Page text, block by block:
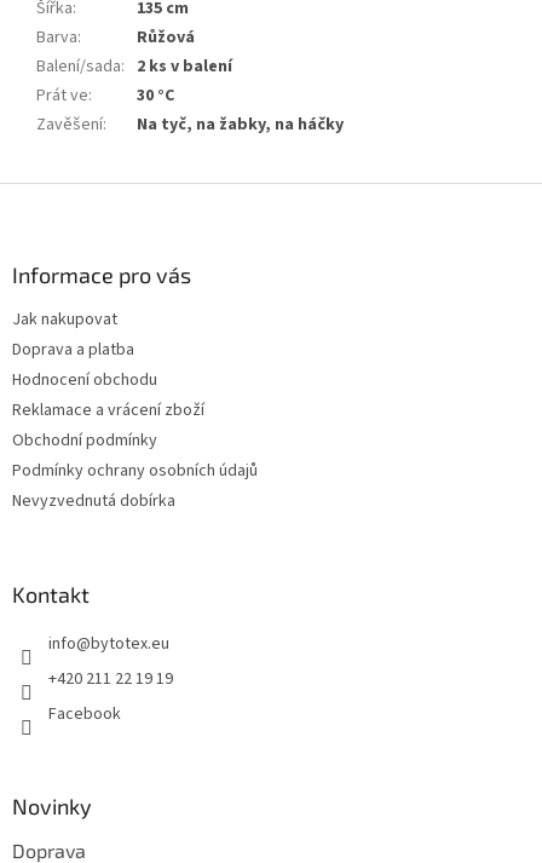
Šířka:
135 cm
Barva:
Růžová
Balení/sada: 2 ks v balení
Prát ve:
30 °C
Zavěšení: Na tyč, na žabky, na háčky
Informace pro vás
Jak nakupovat
Doprava a platba
Hodnocení obchodu
Reklamace a vrácení zboží
Obchodní podmínky
Podmínky ochrany osobních údajů
Nevyzvednutá dobírka
Kontakt
info@bytotex.eu
+420 211 22 19 19
Facebook
Novinky
Doprava